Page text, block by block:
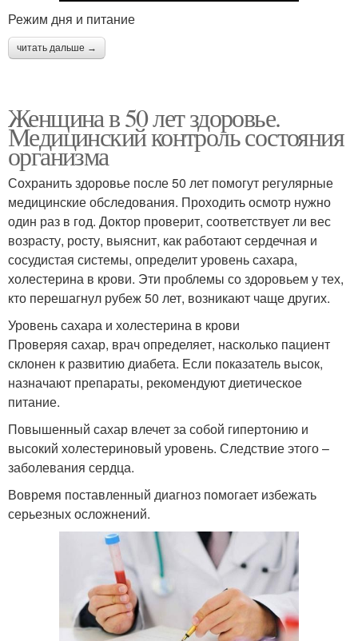
Режим дня и питание
читать дальше →
Женщина в 50 лет здоровье.
Медицинский контроль состояния
организма
Сохранить здоровье после 50 лет помогут регулярные
медицинские обследования. Проходить осмотр нужно
один раз в год. Доктор проверит, соответствует ли вес
возрасту, росту, выяснит, как работают сердечная и
сосудистая системы, определит уровень сахара,
холестерина в крови. Эти проблемы со здоровьем у тех,
кто перешагнул рубеж 50 лет, возникают чаще других.
Уровень сахара и холестерина в крови
Проверяя сахар, врач определяет, насколько пациент
склонен к развитию диабета. Если показатель высок,
назначают препараты, рекомендуют диетическое
питание.
Повышенный сахар влечет за собой гипертонию и
высокий холестериновый уровень. Следствие этого –
заболевания сердца.
Вовремя поставленный диагноз помогает избежать
серьезных осложнений.